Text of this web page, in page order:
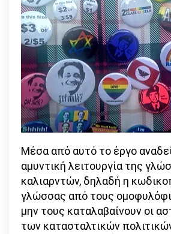
Μέσα από αυτό το έργο
αμυντική λειτουργία της
καλιαρντών, δηλαδή η
γλώσσας από τους
μην τους καταλαβαίνουν οι
των κατασταλτικών